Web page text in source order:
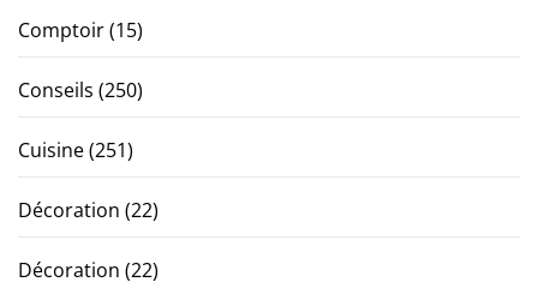
Comptoir(15)
Conseils (250)
Cuisine(251)
Décoration (22)
Décoration (22)